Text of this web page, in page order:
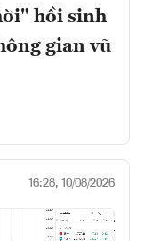
hồi sinh
gian vũ
16:28, 10/08/2026